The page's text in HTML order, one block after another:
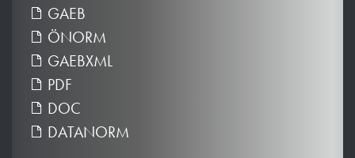
GAEB
ÖNORM
GAEBXML
PDF
DOC
DATANORM